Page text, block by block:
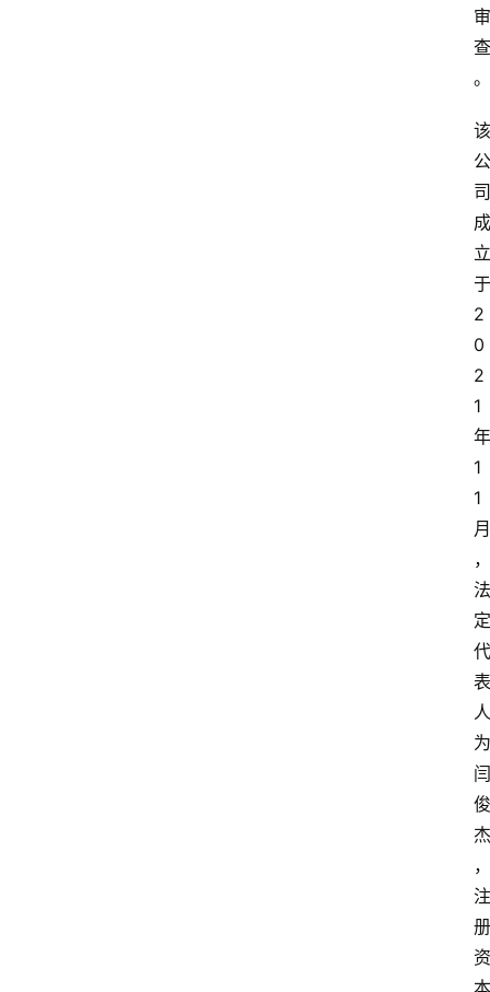
审
查
。
该
公
司
成
立
于
2
0
2
1
年
1
1
月
，
法
定
代
表
人
为
闫
俊
杰
，
注
册
资
本